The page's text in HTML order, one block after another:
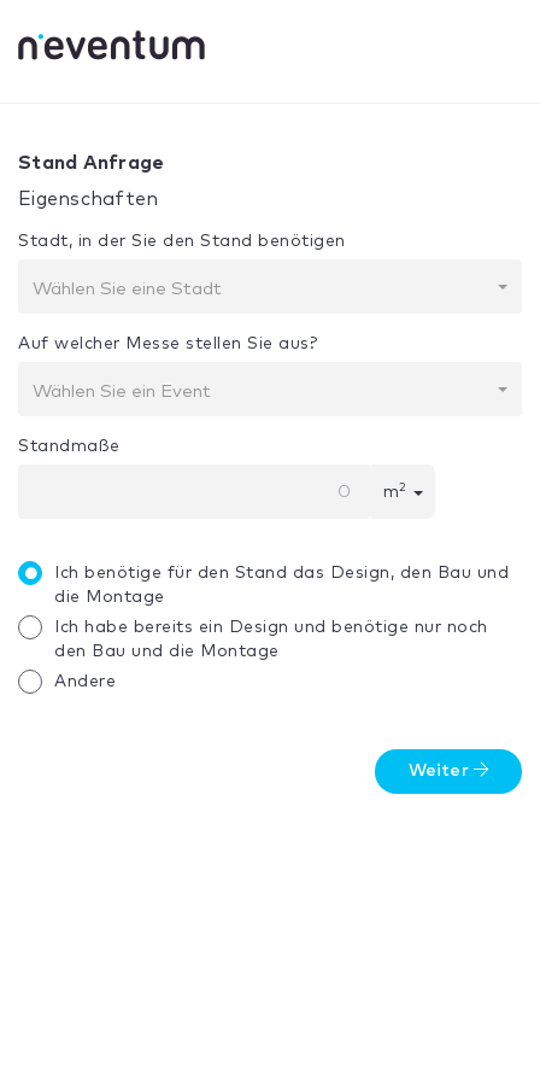
Ihre Auswahl: Design + Bau
Stand Anfrage
Eigenschaften
Stadt, in der Sie den Stand benötigen
Wählen Sie eine Stadt
Auf welcher Messe stellen Sie aus?
Wählen Sie ein Event
Standmaße
m2
Ich benötige für den Stand das Design, den Bau und
die Montage
Ich habe bereits ein Design und benötige nur noch
den Bau und die Montage
Andere
Weiter